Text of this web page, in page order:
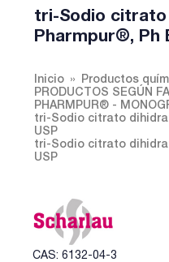
tri-Sodio
Pharmpur®, Ph
Inicio
Productos
PRODUCTOS SEGÚN
PHARMPUR® -
tri-Sodio citrato
USP
tri-Sodio citrato
USP
CAS: 6132-04-3